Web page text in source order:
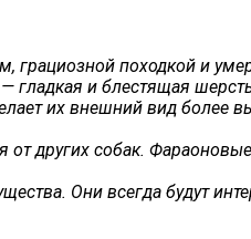
грациозной походкой и
и блестящая
их внешний вид более
от других собак.
Они всегда будут